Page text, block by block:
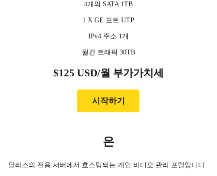
4개의 SATA 1TB
1 X GE 포트 UTP
IPv4 주소 1개
월간 트래픽 30TB
$125 USD/월 부가가치세
시작하기
은
달라스의 전용 서버에서 호스팅되는 개인 비디오 관리 포털입니다.